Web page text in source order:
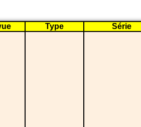
Type Série